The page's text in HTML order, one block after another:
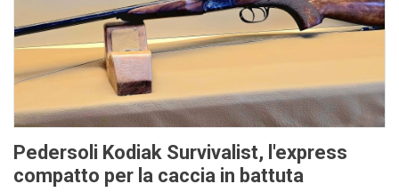
Pedersoli Kodiak Survivalist, l'express
compatto per la caccia in battuta